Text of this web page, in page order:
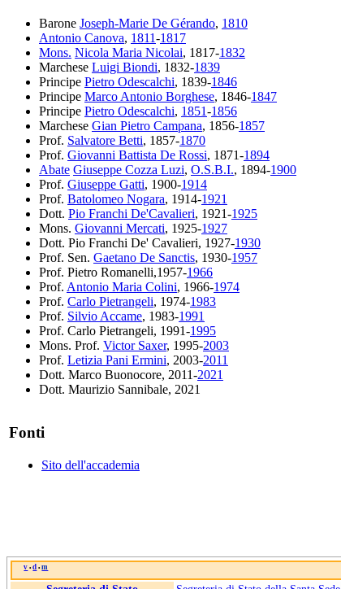
Barone Joseph-Marie De Gérando, 1810
Antonio Canova, 1811-1817
Mons. Nicola Maria Nicolai, 1817-1832
Marchese Luigi Biondi, 1832-1839
Principe Pietro Odescalchi, 1839-1846
Principe Marco Antonio Borghese, 1846-1847
Principe Pietro Odescalchi, 1851-1856
Marchese Gian Pietro Campana, 1856-1857
Prof. Salvatore Betti, 1857-1870
Prof. Giovanni Battista De Rossi, 1871-1894
Abate Giuseppe Cozza Luzi, O.S.B.I., 1894-1900
Prof. Giuseppe Gatti, 1900-1914
Prof. Batolomeo Nogara, 1914-1921
Dott. Pio Franchi De'Cavalieri, 1921-1925
Mons. Giovanni Mercati, 1925-1927
Dott. Pio Franchi De' Cavalieri, 1927-1930
Prof. Sen. Gaetano De Sanctis, 1930-1957
Prof. Pietro Romanelli,1957-1966
Prof. Antonio Maria Colini, 1966-1974
Prof. Carlo Pietrangeli, 1974-1983
Prof. Silvio Accame, 1983-1991
Prof. Carlo Pietrangeli, 1991-1995
Mons. Prof. Victor Saxer, 1995-2003
Prof. Letizia Pani Ermini, 2003-2011
Dott. Marco Buonocore, 2011-2021
Dott. Maurizio Sannibale, 2021
Fonti
Sito dell'accademia
v • d • m